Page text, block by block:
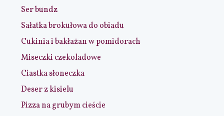
Ser bundz
Sałatka brokułowa do obiadu
Cukinia i bakłażan w pomidorach
Miseczki czekoladowe
Ciastka słoneczka
Deser z kisielu
Pizza na grubym cieście